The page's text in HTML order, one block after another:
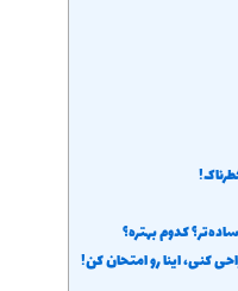
کدوم بهتره؟
کنی، اینا رو امتحان کن!